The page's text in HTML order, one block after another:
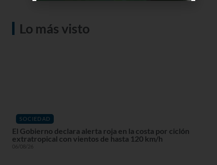
Lo más visto
SOCIEDAD
El Gobierno declara alerta roja en la costa por ciclón
extratropical con vientos de hasta 120 km/h
06/08/26